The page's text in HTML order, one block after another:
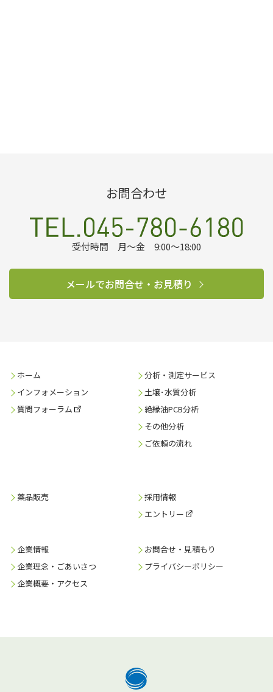
お問合わせ
受付時間 月～金 9:00～18:00
メールでお問合せ・お見積り
ホーム
インフォメーション
質問フォーラム
分析・測定サービス
土壌･水質分析
絶縁油PCB分析
その他分析
ご依頼の流れ
薬品販売
採用情報
エントリー
企業情報
企業理念・ごあいさつ
企業概要・アクセス
お問合せ・見積もり
プライバシーポリシー